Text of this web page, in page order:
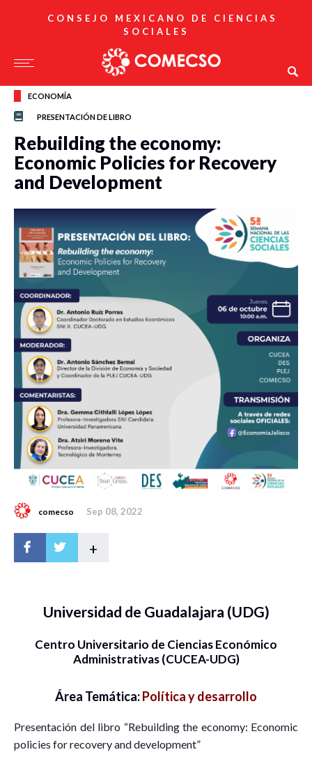
CONSEJO MEXICANO DE CIENCIAS
SOCIALES
ECONOMÍA
PRESENTACIÓN DE LIBRO
Rebuilding the economy:
Economic Policies for Recovery
and Development
comecso Sep 08, 2022
+
Universidad de Guadalajara (UDG)
Centro Universitario de Ciencias Económico
Administrativas (CUCEA-UDG)
Área Temática:Política y desarrollo
Presentación del libro “Rebuilding the economy: Economic
policies for recovery and development”